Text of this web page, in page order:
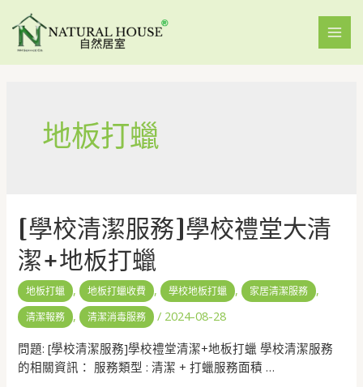
地板打蠟
[學校清潔服務]學校禮堂大清
潔+地板打蠟
地板打蠟 , 地板打蠟收費 , 學校地板打蠟 , 家居清潔服務 ,
清潔報務 , 清潔消毒服務 / 2024-08-28
問題: [學校清潔服務]學校禮堂清潔+地板打蠟 學校清潔服務
的相關資訊： 服務類型 : 清潔 + 打蠟服務面積 …